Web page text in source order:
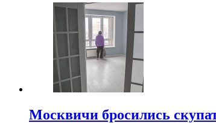
Москвичи бросились